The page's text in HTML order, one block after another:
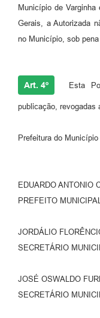
Município de
Gerais, a Autorizada
no Município, sob
Art. 4º Esta
publicação, revogadas
Prefeitura do Município
EDUARDO ANTONIO
PREFEITO MUNICIPAL
JORDÁLIO
SECRETÁRIO
JOSÉ OSWALDO
SECRETÁRIO